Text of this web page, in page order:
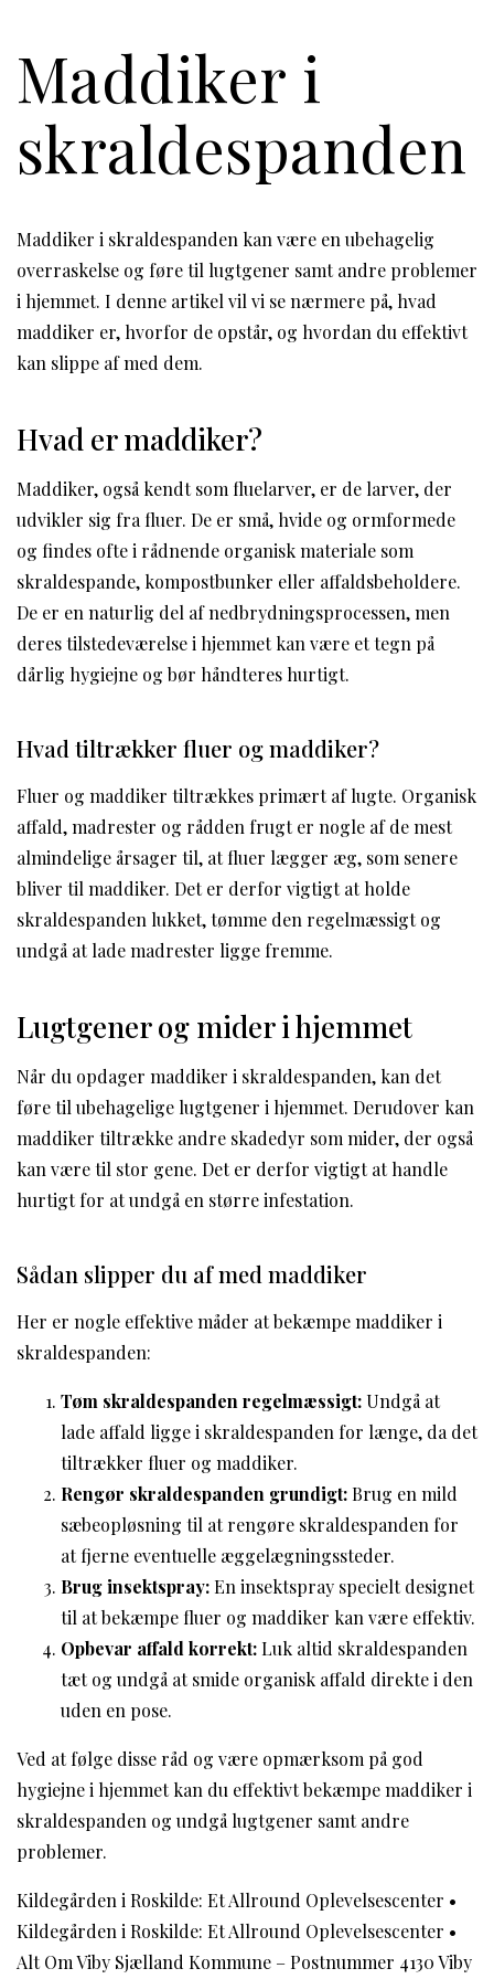
Maddiker i
skraldespanden
Maddiker i skraldespanden kan være en ubehagelig
overraskelse og føre til lugtgener samt andre problemer
i hjemmet. I denne artikel vil vi se nærmere på, hvad
maddiker er, hvorfor de opstår, og hvordan du effektivt
kan slippe af med dem.
Hvad er maddiker?
Maddiker, også kendt som fluelarver, er de larver, der
udvikler sig fra fluer. De er små, hvide og ormformede
og findes ofte i rådnende organisk materiale som
skraldespande, kompostbunker eller affaldsbeholdere.
De er en naturlig del af nedbrydningsprocessen, men
deres tilstedeværelse i hjemmet kan være et tegn på
dårlig hygiejne og bør håndteres hurtigt.
Hvad tiltrækker fluer og maddiker?
Fluer og maddiker tiltrækkes primært af lugte. Organisk
affald, madrester og rådden frugt er nogle af de mest
almindelige årsager til, at fluer lægger æg, som senere
bliver til maddiker. Det er derfor vigtigt at holde
skraldespanden lukket, tømme den regelmæssigt og
undgå at lade madrester ligge fremme.
Lugtgener og mider i hjemmet
Når du opdager maddiker i skraldespanden, kan det
føre til ubehagelige lugtgener i hjemmet. Derudover kan
maddiker tiltrække andre skadedyr som mider, der også
kan være til stor gene. Det er derfor vigtigt at handle
hurtigt for at undgå en større infestation.
Sådan slipper du af med maddiker
Her er nogle effektive måder at bekæmpe maddiker i
skraldespanden:
Tøm skraldespanden regelmæssigt:Undgå at
lade affald ligge i skraldespanden for længe, da det
tiltrækker fluer og maddiker.
Rengør skraldespanden grundigt:Brug en mild
sæbeopløsning til at rengøre skraldespanden for
at fjerne eventuelle æggelægningssteder.
Brug insektspray:En insektspray specielt designet
til at bekæmpe fluer og maddiker kan være effektiv.
Opbevar affald korrekt:Luk altid skraldespanden
tæt og undgå at smide organisk affald direkte i den
uden en pose.
Ved at følge disse råd og være opmærksom på god
hygiejne i hjemmet kan du effektivt bekæmpe maddiker i
skraldespanden og undgå lugtgener samt andre
problemer.
Kildegården i Roskilde: Et Allround Oplevelsescenter •
Kildegården i Roskilde: Et Allround Oplevelsescenter •
Alt Om Viby Sjælland Kommune – Postnummer 4130 Viby